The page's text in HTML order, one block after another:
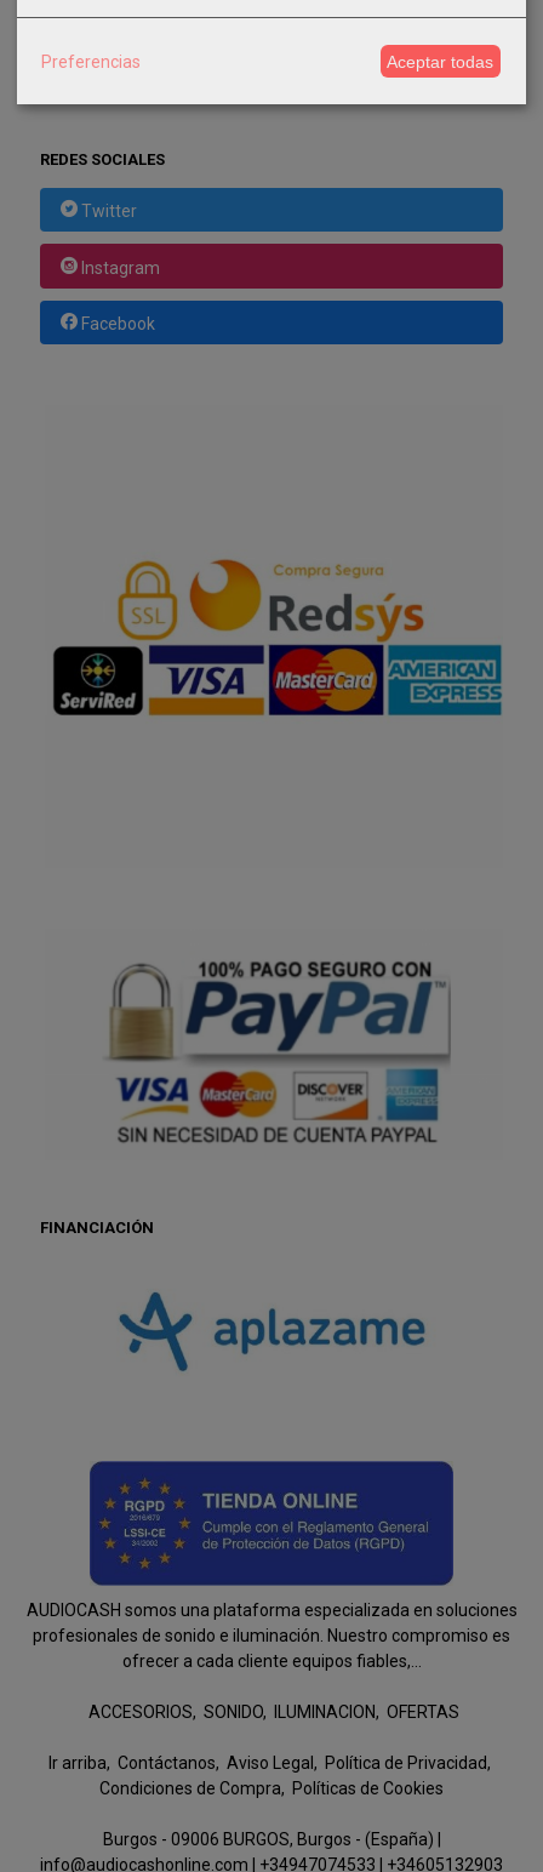
REDES SOCIALES
Twitter
Instagram
Facebook
FINANCIACIÓN
AUDIOCASH somos una plataforma especializada en soluciones
profesionales de sonido e iluminación. Nuestro compromiso es
ofrecer a cada cliente equipos fiables,...
ACCESORIOS SONIDO ILUMINACION OFERTAS
Ir arriba Contáctanos Aviso Legal
Política de Privacidad
Condiciones de Compra
Políticas de Cookies
Burgos - 09006 BURGOS, Burgos - (España) |
info@audiocashonline.com | +34947074533 +34605132903
Preferencias Aceptar todas